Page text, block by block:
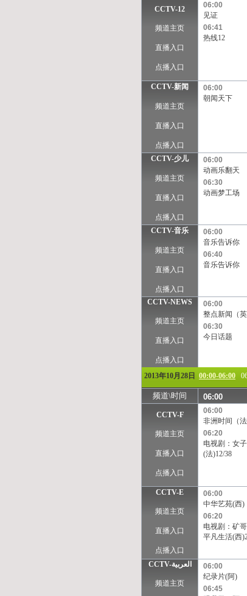
CCTV-12
频道主页
直播入口
点播入口
06:00
见证
06:41
热线12
CCTV-新闻
频道主页
直播入口
点播入口
06:00
朝闻天下
CCTV-少儿
频道主页
直播入口
点播入口
06:00
动画乐翻天
06:30
动画梦工场
CCTV-音乐
频道主页
直播入口
点播入口
06:00
音乐告诉你
06:40
音乐告诉你
CCTV-NEWS
频道主页
直播入口
点播入口
06:00
整点新闻（英
06:30
今日话题
2013年10月28日 00:00-06:00
频道\时间 06:00
CCTV-F
频道主页
直播入口
点播入口
06:00
非洲时间（法
06:20
电视剧：女
(法)12/38
CCTV-E
频道主页
直播入口
点播入口
06:00
中华艺苑(西)
06:20
电视剧：矿
平凡生活(西
CCTV-العربية
频道主页
06:00
纪录片(阿)
06:45